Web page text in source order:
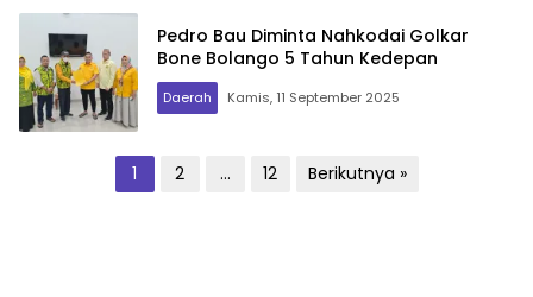
Pedro Bau Diminta Nahkodai Golkar
Bone Bolango 5 Tahun Kedepan
Daerah Kamis, 11 September 2025
1 2 … 12 Berikutnya »